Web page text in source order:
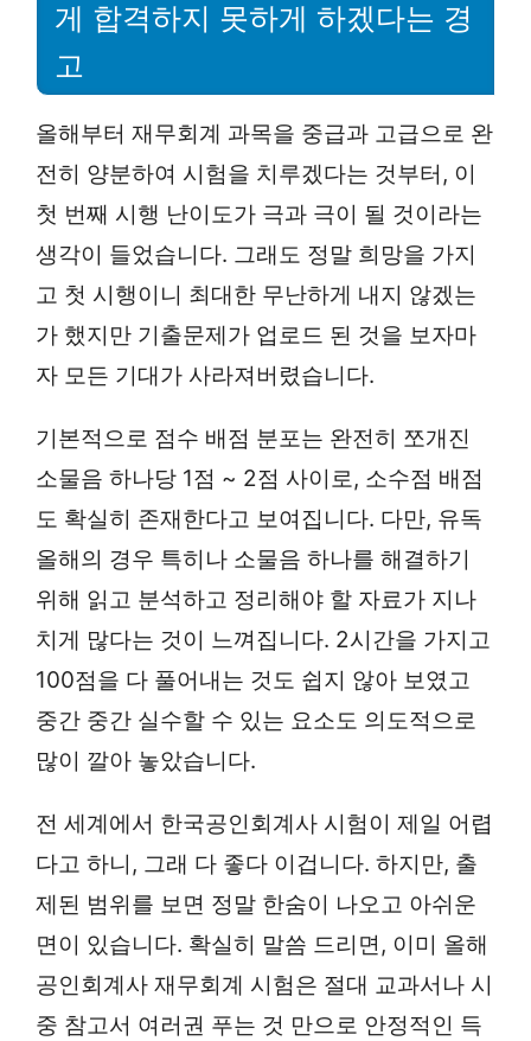
게 합격하지 못하게 하겠다는 경
고
올해부터 재무회계 과목을 중급과 고급으로 완
전히 양분하여 시험을 치루겠다는 것부터, 이
첫 번째 시행 난이도가 극과 극이 될 것이라는
생각이 들었습니다. 그래도 정말 희망을 가지
고 첫 시행이니 최대한 무난하게 내지 않겠는
가 했지만 기출문제가 업로드 된 것을 보자마
자 모든 기대가 사라져버렸습니다.
기본적으로 점수 배점 분포는 완전히 쪼개진
소물음 하나당 1점 ~ 2점 사이로, 소수점 배점
도 확실히 존재한다고 보여집니다. 다만, 유독
올해의 경우 특히나 소물음 하나를 해결하기
위해 읽고 분석하고 정리해야 할 자료가 지나
치게 많다는 것이 느껴집니다. 2시간을 가지고
100점을 다 풀어내는 것도 쉽지 않아 보였고
중간 중간 실수할 수 있는 요소도 의도적으로
많이 깔아 놓았습니다.
전 세계에서 한국공인회계사 시험이 제일 어렵
다고 하니, 그래 다 좋다 이겁니다. 하지만, 출
제된 범위를 보면 정말 한숨이 나오고 아쉬운
면이 있습니다. 확실히 말씀 드리면, 이미 올해
공인회계사 재무회계 시험은 절대 교과서나 시
중 참고서 여러권 푸는 것 만으로 안정적인 득